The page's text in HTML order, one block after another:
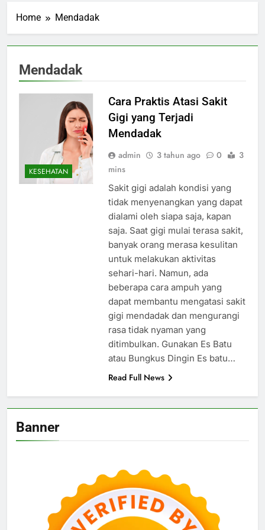
Home Mendadak
Mendadak
KESEHATAN
Cara Praktis Atasi Sakit
Gigi yang Terjadi
Mendadak
admin 3 tahun ago 0
3
mins
Sakit gigi adalah kondisi yang
tidak menyenangkan yang dapat
dialami oleh siapa saja, kapan
saja. Saat gigi mulai terasa sakit,
banyak orang merasa kesulitan
untuk melakukan aktivitas
sehari-hari. Namun, ada
beberapa cara ampuh yang
dapat membantu mengatasi sakit
gigi mendadak dan mengurangi
rasa tidak nyaman yang
ditimbulkan. Gunakan Es Batu
atau Bungkus Dingin Es batu…
Read Full News
Banner